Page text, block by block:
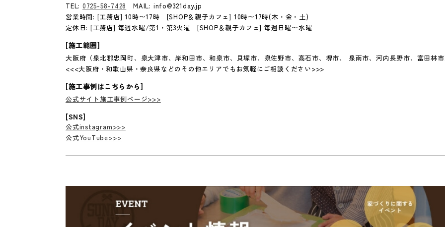
TEL: 0725-58-7428
MAIL: info@321day.jp
営業時間: [工務店] 10時〜17時 [SHOP＆親子カフェ] 10時〜17時(木・金・土)
定休日: [工務店] 毎週水曜/第1・第3火曜 [SHOP＆親子カフェ] 毎週日曜〜水曜
[施工範囲]
大阪府（泉北郡忠岡町、泉大津市、岸和田市、和泉市、貝塚市、泉佐野市、高石市、堺市、 泉南市、河内長野市、富田林
<<<大阪府・和歌山県・奈良県などのその他エリアでもお気軽にご相談ください>>>
[施工事例はこちらから]
公式サイト施工事例ページ>>>
[SNS]
公式instagram>>>
公式YouTube>>>